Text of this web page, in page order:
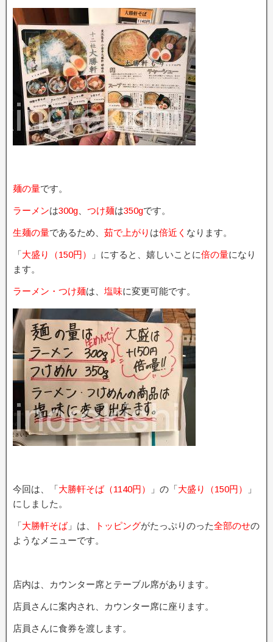
麺の量です。
ラーメンは300g つけ麺は350gです。
生麺の量であるため、 茹で上がり は倍近く なります。
「大盛り（150円） 」にすると、嬉しいことに倍の量になり
ます。
ラーメン・つけ麺は、 塩味に変更可能です。
今回は、「大勝軒そば（1140円） 」の「大盛り（150円）
」
にしました。
「大勝軒そば」は、 トッピングがたっぷりのった全部のせの
ようなメニューです。
店内は、カウンター席とテーブル席があります。
店員さんに案内され、カウンター席に座ります。
店員さんに食券を渡します。